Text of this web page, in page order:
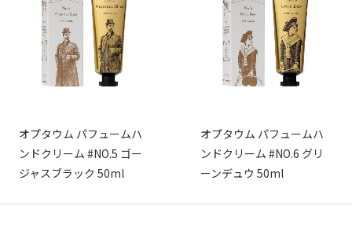
オプタウム パフュームハ
ンドクリーム #NO.5 ゴー
ジャスブラック 50ml
オプタウム パフュームハ
ンドクリーム #NO.6 グリ
ーンデュウ 50ml